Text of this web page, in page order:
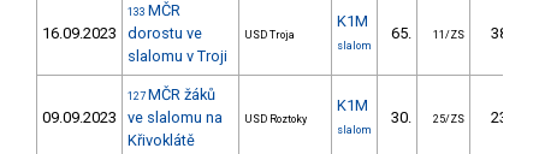
16.09.2023
133 MČR
dorostu ve
slalomu v Troji
USD Troja
K1M
slalom
65. 11/ZS 38.34
09.09.2023
127 MČR žáků
ve slalomu na
Křivoklátě
USD Roztoky
K1M
slalom
30. 25/ZS 23.56